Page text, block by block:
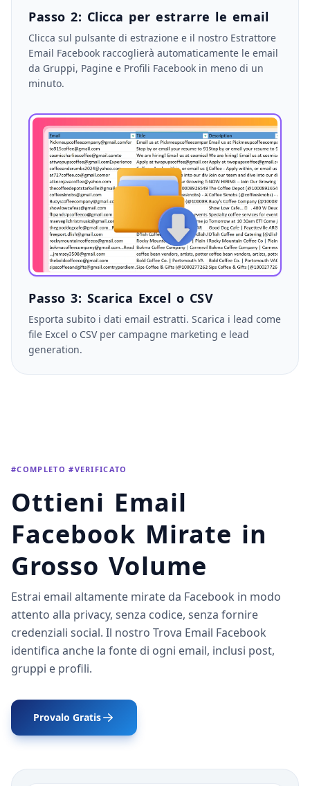
Passo 2: Clicca per estrarre le email
Clicca sul pulsante di estrazione e il nostro Estrattore
Email Facebook raccoglierà automaticamente le email
da Gruppi, Pagine e Profili Facebook in meno di un
minuto.
Passo 3: Scarica Excel o CSV
Esporta subito i dati email estratti. Scarica i lead come
file Excel o CSV per campagne marketing e lead
generation.
#COMPLETO #VERIFICATO
Ottieni Email
Facebook Mirate in
Grosso Volume
Estrai email altamente mirate da Facebook in modo
attento alla privacy, senza codice, senza fornire
credenziali social. Il nostro Trova Email Facebook
identifica anche la fonte di ogni email, inclusi post,
gruppi e profili.
Provalo Gratis